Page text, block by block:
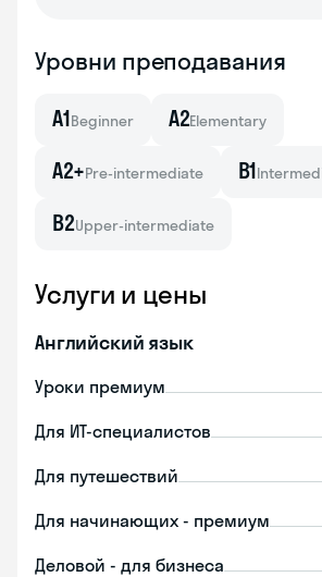
Уровни преподавания
A1Beginner A2Elementary
A2+Pre-intermediate B1
B2Upper-intermediate
Услуги и цены
Английский язык
Уроки премиум
Для ИТ-специалистов
Для путешествий
Для начинающих - премиум
Деловой - для бизнеса